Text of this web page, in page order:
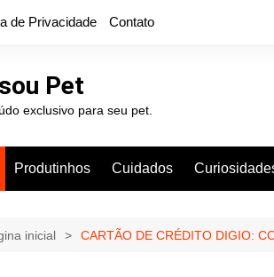
de Privacidade Contato
Pet
exclusivo para seu pet.
Produtinhos Cuidados
inicial CARTÃO DE CRÉDITO DIGIO: